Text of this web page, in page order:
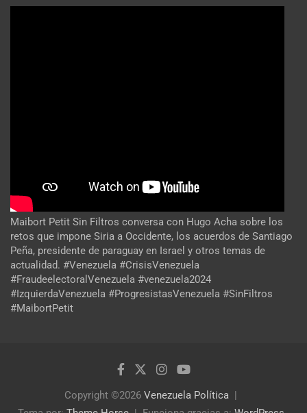
Maibort Petit Sin Filtros conversa con Hugo Acha sobre los
retos que impone Siria a Occidente, los acuerdos de Santiago
Peña, presidente de paraguay en Israel y otros temas de
actualidad. #Venezuela #CrisisVenezuela
#FraudeelectoralVenezuela #venezuela2024
#IzquierdaVenezuela #ProgresistasVenezuela #SinFiltros
#MaibortPetit
Copyright ©2026 Venezuela Política